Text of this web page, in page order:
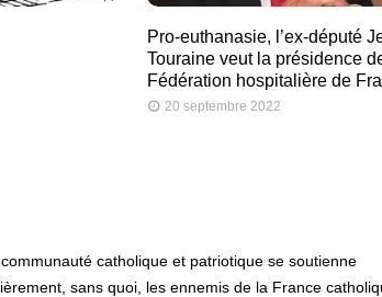
Pro-euthanasie, l’ex-député
Touraine veut la présidence
Fédération hospitalière de
20 septembre 2022
catholique et patriotique se soutienne
sans quoi, les ennemis de la France